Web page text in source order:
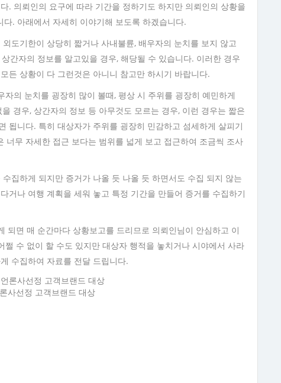
. 의뢰인의 요구에 따라 기간을 정하기도 하지만 의뢰인의 상황을
. 아래에서 자세히 이야기해 보도록 하겠습니다.
도기한이 상당히 짧거나 사내불륜, 배우자의 눈치를 보지 않고
간자의 정보를 알고있을 경우, 해당될 수 있습니다. 이러한 경우
든 상황이 다 그런것은 아니니 참고만 하시기 바랍니다.
의 눈치를 굉장히 많이 볼때, 평상 시 주위를 굉장히 예민하게
경우, 상간자의 정보 등 아무것도 모르는 경우, 이런 경우는 짧은
됩니다. 특히 대상자가 주위를 굉장히 민감하고 섬세하게 살피기
너무 자세한 접근 보다는 범위를 넓게 보고 접근하여 조금씩 조사
집하게 되지만 증거가 나올 듯 나올 듯 하면서도 수집 되지 않는
거나 여행 계획을 세워 놓고 특정 기간을 만들어 증거를 수집하기
되면 매 순간마다 상황보고를 드리므로 의뢰인님이 안심하고 이
수 없이 할 수도 있지만 대상자 행적을 놓치거나 시야에서 사라
수집하여 자료를 전달 드립니다.
사선정 고객브랜드 대상